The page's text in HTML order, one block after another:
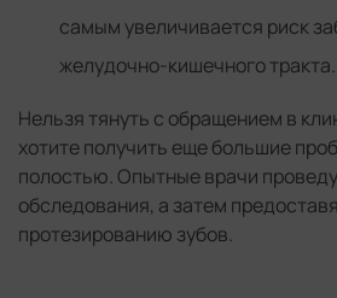
самым увеличивается риск
желудочно-кишечного тракта.
Нельзя тянуть с обращением в
хотите получить еще большие
полостью. Опытные врачи
обследования, а затем
протезированию зубов.